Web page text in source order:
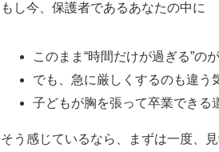
もし今、保護者であるあなたの中に
このまま“時間だけが過ぎる”の
でも、急に厳しくするのも違う
子どもが胸を張って卒業できる
そう感じているなら、まずは一度、